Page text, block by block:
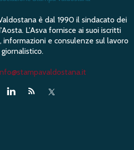
è dal 1990 il sindacato dei
L'Asva fornisce ai suoi iscritti
e consulenze sul lavoro
giornalistico.